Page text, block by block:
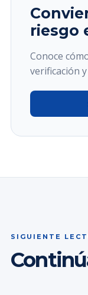
riesgo
Conoce
verificación
SIGUIENTE